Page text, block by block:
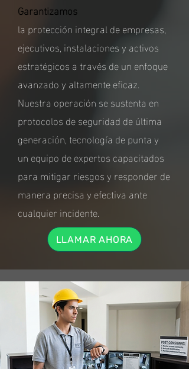
Garantizamos
la protección integral de empresas,
ejecutivos, instalaciones y activos
estratégicos a través de un enfoque
avanzado y altamente eficaz.
Nuestra operación se sustenta en
protocolos de seguridad de última
generación, tecnología de punta y
un equipo de expertos capacitados
para mitigar riesgos y responder de
manera precisa y efectiva ante
cualquier incidente.
LLAMAR AHORA